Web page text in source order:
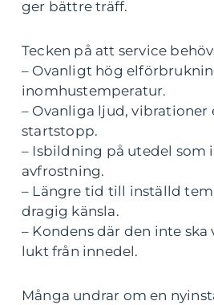
ger bättre träff.
Tecken på att service
– Ovanligt hög
inomhustemperatur.
– Ovanliga ljud, vibrationer
startstopp.
– Isbildning på utedel som
avfrostning.
– Längre tid till inställd
dragig känsla.
– Kondens där den inte ska
lukt från innedel.
Många undrar om en